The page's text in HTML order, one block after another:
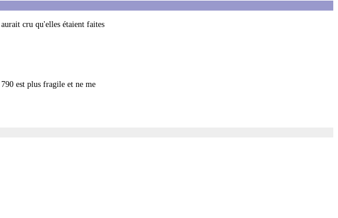
cru qu'elles étaient faites
est plus fragile et ne me